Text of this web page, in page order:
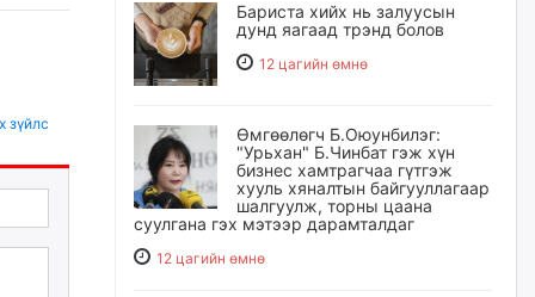
зүйлс
Бариста хийх нь залуусын
дунд яагаад трэнд болов
12 цагийн өмнө
Өмгөөлөгч Б.Оюунбилэг:
"Урьхан" Б.Чинбат гэж хүн
бизнес хамтрагчаа гүтгэж
хууль хяналтын байгууллагаар
шалгуулж, торны цаана
суулгана гэх мэтээр дарамталдаг
12 цагийн өмнө